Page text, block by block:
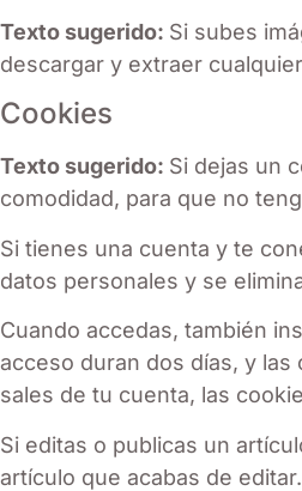
Texto sugerido: Si subes
descargar y extraer
Cookies
Texto sugerido: Si dejas un
comodidad, para que no
Si tienes una cuenta y te
datos personales y se
Cuando accedas, también
acceso duran dos días, y
sales de tu cuenta, las
Si editas o publicas un
artículo que acabas de